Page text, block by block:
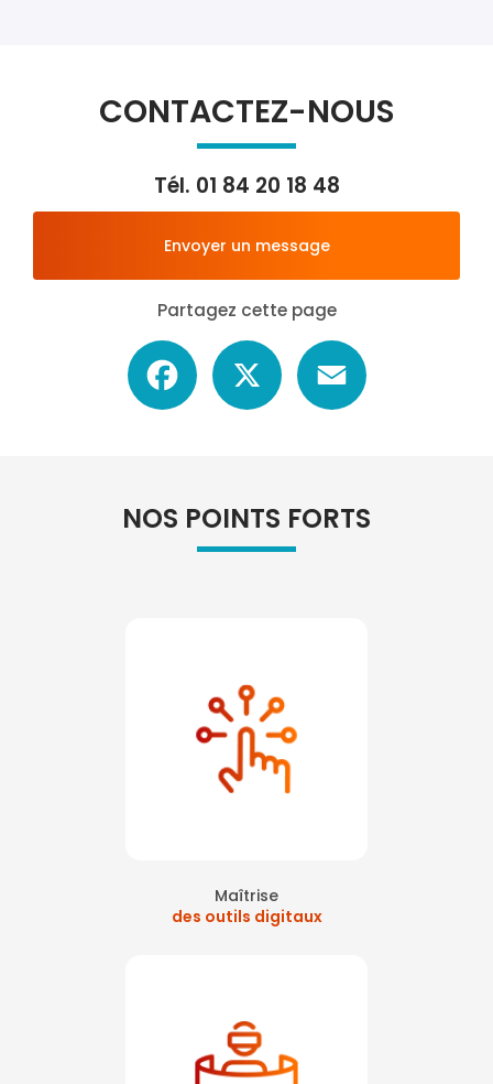
CONTACTEZ-NOUS
Tél. 01 84 20 18 48
Envoyer un message
Partagez cette page
Facebook
NOS POINTS FORTS
Maîtrise
des outils digitaux